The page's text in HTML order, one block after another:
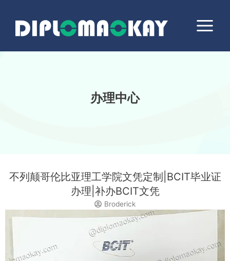
Menu
办理中心
不列颠哥伦比亚理工学院文凭定制|BCIT毕业证
办理|补办BCIT文凭
Broderick